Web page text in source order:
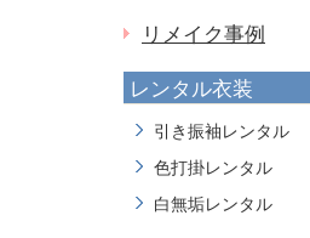
リメイク事例
レンタル衣装
引き振袖レンタル
色打掛レンタル
白無垢レンタル